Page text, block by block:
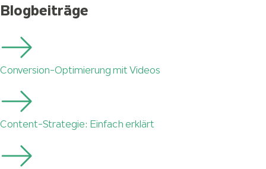
Blogbeiträge
Conversion-Optimierung mit Videos
Content-Strategie: Einfach erklärt